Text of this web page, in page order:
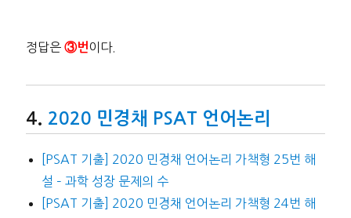
정답은 ③번 이다.
2020 민경채 PSAT 언어논리
[PSAT 기출] 2020 민경채 언어논리 가책형 25번 해
설 – 과학 성장 문제의 수
[PSAT 기출] 2020 민경채 언어논리 가책형 24번 해